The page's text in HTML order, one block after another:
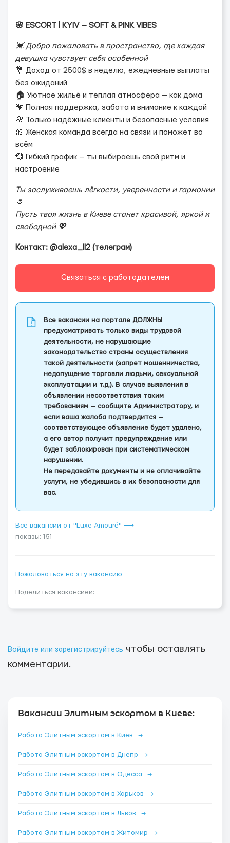
🌸 ESCORT | KYIV — SOFT & PINK VIBES
💓 Добро пожаловать в пространство, где каждая
девушка чувствует себя особенной
💐 Доход от 2500$ в неделю, ежедневные выплаты
без ожиданий
🏠 Уютное жильё и теплая атмосфера — как дома
💗 Полная поддержка, забота и внимание к каждой
🌸 Только надёжные клиенты и безопасные условия
🎀 Женская команда всегда на связи и поможет во
всём
💞 Гибкий график — ты выбираешь свой ритм и
настроение
Ты заслуживаешь лёгкости, уверенности и гармонии
🌷
Пусть твоя жизнь в Киеве станет красивой, яркой и
свободной 💖
Контакт: @alexa_ll2 (телеграм)
Связаться с работодателем
Все вакансии на портале ДОЛЖНЫ
предусматривать только виды трудовой
деятельности, не нарушающие
законодательство страны осуществления
такой деятельности (запрет мошенничества,
недопущение торговли людьми, сексуальной
эксплуатации и т.д.). В случае выявления в
объявлении несоответствия таким
требованиям — сообщите Администратору, и
если ваша жалоба подтвердится —
соответствующее объявление будет удалено,
а его автор получит предупреждение или
будет заблокирован при систематическом
нарушении.
Не передавайте документы и не оплачивайте
услуги, не убедившись в их безопасности для
вас.
Все вакансии от "Luxe Amouré" ⟶
показы: 151
Пожаловаться на эту вакансию
Поделиться вакансией:
Войдите или зарегистрируйтесь чтобы оставлять
комментарии.
Вакансии Элитным эскортом в Киеве:
Работа Элитным эскортом в Киев →
Работа Элитным эскортом в Днепр →
Работа Элитным эскортом в Одесса →
Работа Элитным эскортом в Харьков →
Работа Элитным эскортом в Львов →
Работа Элитным эскортом в Житомир →